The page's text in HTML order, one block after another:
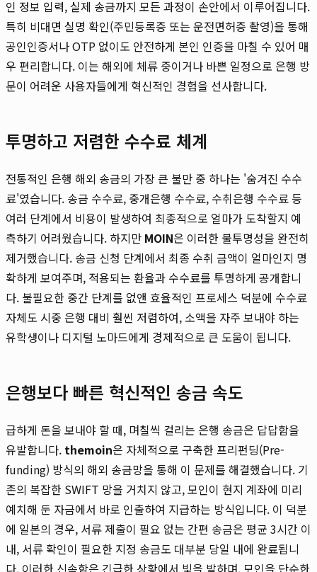
인 정보 입력, 실제 송금까지 모든 과정이 손안에서 이루어집니다.
특히 비대면 실명 확인(주민등록증 또는 운전면허증 촬영)을 통해
공인인증서나 OTP 없이도 안전하게 본인 인증을 마칠 수 있어 매
우 편리합니다. 이는 해외에 체류 중이거나 바쁜 일정으로 은행 방
문이 어려운 사용자들에게 혁신적인 경험을 선사합니다.
투명하고 저렴한 수수료 체계
전통적인 은행 해외 송금의 가장 큰 불만 중 하나는 '숨겨진 수수
료'였습니다. 송금 수수료, 중개은행 수수료, 수취은행 수수료 등
여러 단계에서 비용이 발생하여 최종적으로 얼마가 도착할지 예
측하기 어려웠습니다. 하지만 MOIN은 이러한 불투명성을 완전히
제거했습니다. 송금 신청 단계에서 최종 수취 금액이 얼마인지 명
확하게 보여주며, 적용되는 환율과 수수료를 투명하게 공개합니
다. 불필요한 중간 단계를 없앤 효율적인 프로세스 덕분에 수수료
자체도 시중 은행 대비 훨씬 저렴하여, 소액을 자주 보내야 하는
유학생이나 디지털 노마드에게 경제적으로 큰 도움이 됩니다.
은행보다 빠른 혁신적인 송금 속도
급하게 돈을 보내야 할 때, 며칠씩 걸리는 은행 송금은 답답함을
유발합니다. themoin은 자체적으로 구축한 프리펀딩(Pre-
funding) 방식의 해외 송금망을 통해 이 문제를 해결했습니다. 기
존의 복잡한 SWIFT 망을 거치지 않고, 모인이 현지 계좌에 미리
예치해 둔 자금에서 바로 인출하여 지급하는 방식입니다. 이 덕분
에 일본의 경우, 서류 제출이 필요 없는 간편 송금은 평균 3시간 이
내, 서류 확인이 필요한 지정 송금도 대부분 당일 내에 완료됩니
다. 이러한 신속함은 긴급한 상황에서 빛을 발하며, 모인을 단순한